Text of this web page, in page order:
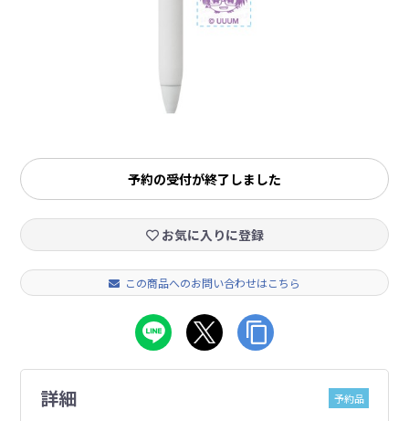
予約の受付が終了しました
お気に入りに登録
この商品へのお問い合わせはこちら
詳細 予約品